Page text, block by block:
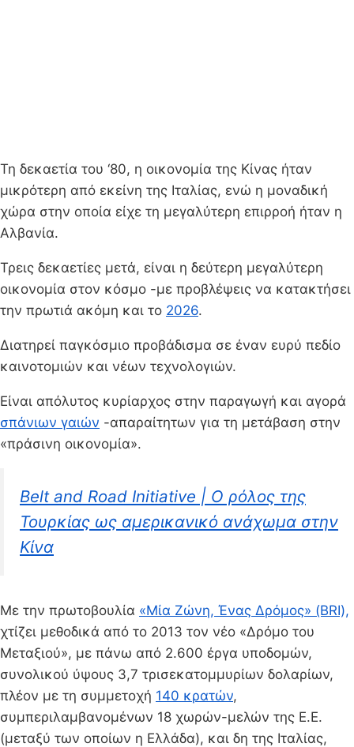
Τη δεκαετία του ‘80, η οικονομία της Κίνας ήταν
μικρότερη από εκείνη της Ιταλίας, ενώ η μοναδική
χώρα στην οποία είχε τη μεγαλύτερη επιρροή ήταν η
Αλβανία.
Τρεις δεκαετίες μετά, είναι η δεύτερη μεγαλύτερη
οικονομία στον κόσμο -με προβλέψεις να κατακτήσει
την πρωτιά ακόμη και το 2026.
Διατηρεί παγκόσμιο προβάδισμα σε έναν ευρύ πεδίο
καινοτομιών και νέων τεχνολογιών.
Είναι απόλυτος κυρίαρχος στην παραγωγή και αγορά
σπάνιων γαιών -απαραίτητων για τη μετάβαση στην
«πράσινη οικονομία».
Belt and Road Initiative | Ο ρόλος της
Τουρκίας ως αμερικανικό ανάχωμα στην
Κίνα
Με την πρωτοβουλία «Μία Ζώνη, Ένας Δρόμος» (BRI),
χτίζει μεθοδικά από το 2013 τον νέο «Δρόμο του
Μεταξιού», με πάνω από 2.600 έργα υποδομών,
συνολικού ύψους 3,7 τρισεκατομμυρίων δολαρίων,
πλέον με τη συμμετοχή 140 κρατών,
συμπεριλαμβανομένων 18 χωρών-μελών της Ε.Ε.
(μεταξύ των οποίων η Ελλάδα), και δη της Ιταλίας,